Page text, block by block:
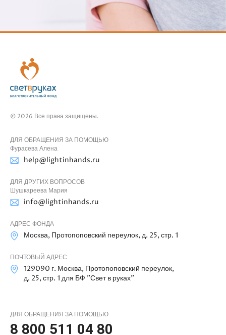
© 2026 Все права защищены.
ДЛЯ ОБРАЩЕНИЯ ЗА ПОМОЩЬЮ
Фурасева Алена
help@lightinhands.ru
ДЛЯ ДРУГИХ ВОПРОСОВ
Шушкареева Мария
info@lightinhands.ru
АДРЕС ФОНДА
Москва, Протопоповский переулок, д. 25, стр. 1
ПОЧТОВЫЙ АДРЕС
129090 г. Москва, Протопоповский переулок,
д. 25, стр. 1 для БФ "Свет в руках"
ДЛЯ ОБРАЩЕНИЯ ЗА ПОМОЩЬЮ
8 800 511 04 80